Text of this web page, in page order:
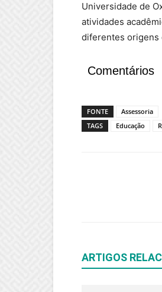
Universidade de
atividades
diferentes origens
Comentários
FONTE
Assessoria
TAGS
Educação
ARTIGOS